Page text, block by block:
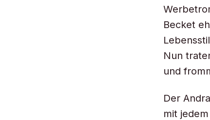
Becket
Nun
und
Der
mit